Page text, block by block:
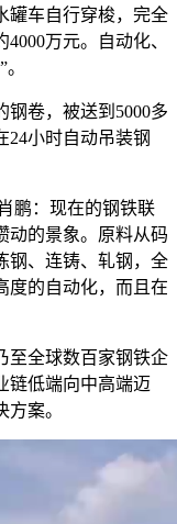
罐车自行穿梭，完全
万元。自动化、
卷，被送到5000多
24小时自动吊装钢
：现在的钢铁联
动的景象。原料从码
钢、连铸、轧钢，全
度的自动化，而且在
全球数百家钢铁企
链低端向中高端迈
案。